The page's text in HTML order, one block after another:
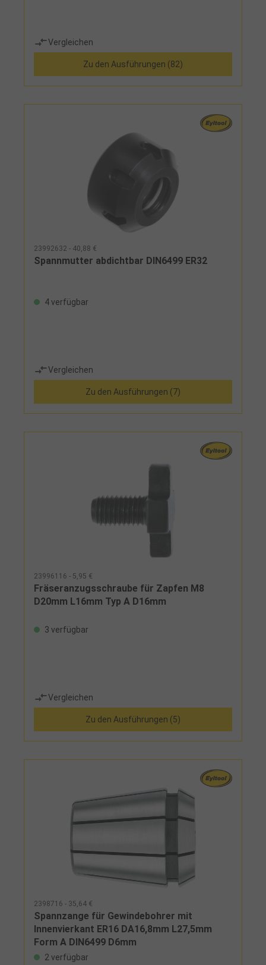
Vergleichen
Zu den Ausführungen (82)
23992632 - 40,88 €
Spannmutter abdichtbar DIN6499 ER32
4 verfügbar
Vergleichen
Zu den Ausführungen (7)
23996116 - 5,95 €
Fräseranzugsschraube für Zapfen M8
D20mm L16mm Typ A D16mm
3 verfügbar
Vergleichen
Zu den Ausführungen (5)
2398716 - 35,64 €
Spannzange für Gewindebohrer mit
Innenvierkant ER16 DA16,8mm L27,5mm
Form A DIN6499 D6mm
2 verfügbar